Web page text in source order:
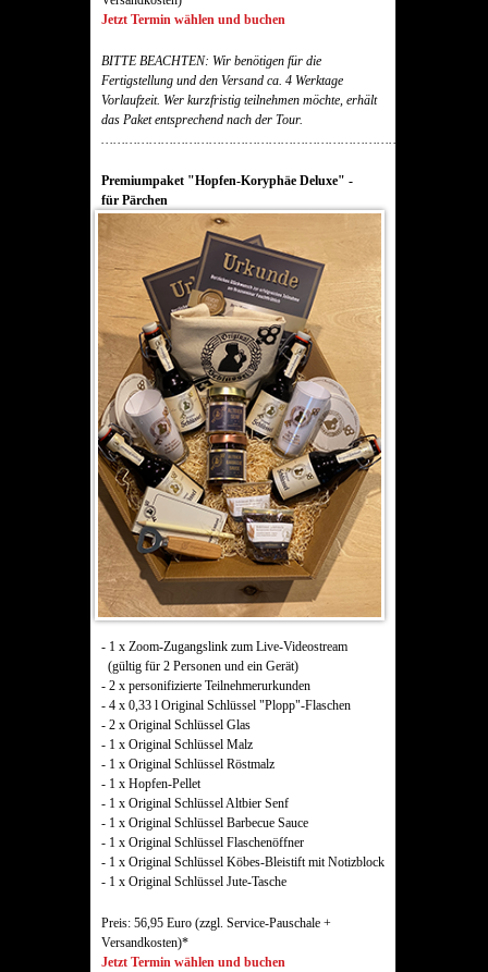
Jetzt Termin wählen und buchen
BITTE BEACHTEN: Wir benötigen für die
Fertigstellung und den Versand ca. 4 Werktage
Vorlaufzeit. Wer kurzfristig teilnehmen möchte, erhält
das Paket entsprechend nach der Tour.
Premiumpaket "Hopfen-Koryphäe Deluxe" -
für Pärchen
- 1 x Zoom-Zugangslink zum Live-Videostream
(gültig für 2 Personen und ein Gerät)
- 2 x personifizierte Teilnehmerurkunden
- 4 x 0,33 l Original Schlüssel "Plopp"-Flaschen
- 2 x Original Schlüssel Glas
- 1 x Original Schlüssel Malz
- 1 x Original Schlüssel Röstmalz
- 1 x Hopfen-Pellet
- 1 x Original Schlüssel Altbier Senf
- 1 x Original Schlüssel Barbecue Sauce
- 1 x Original Schlüssel Flaschenöffner
- 1 x Original Schlüssel Köbes-Bleistift mit Notizblock
- 1 x Original Schlüssel Jute-Tasche
Preis: 56,95 Euro (zzgl. Service-Pauschale +
Versandkosten)*
Jetzt Termin wählen und buchen